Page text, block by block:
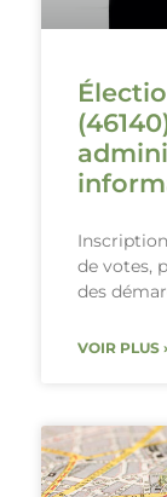
de votes,
des
VOIR PLUS ›